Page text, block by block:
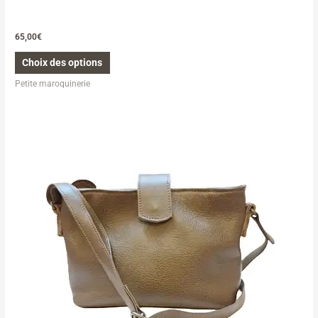
65,00€
Choix des options
Petite maroquinerie
plusieurs
variations.
options
peuvent
être
choisies
sur
page